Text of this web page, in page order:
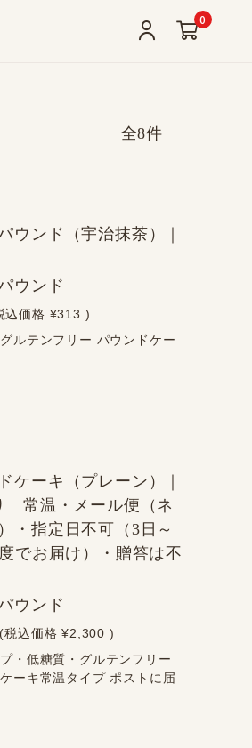
0
全8件
ウンド（宇治抹茶）｜
ウンド
込価格 ¥313 )
ルテンフリー パウンドケー
ケーキ（プレーン）｜
常温・メール便（ネ
・指定日不可（3日～
でお届け）・贈答は不
ウンド
(税込価格 ¥2,300 )
・低糖質・グルテンフリー
ーキ常温タイプ ポストに届